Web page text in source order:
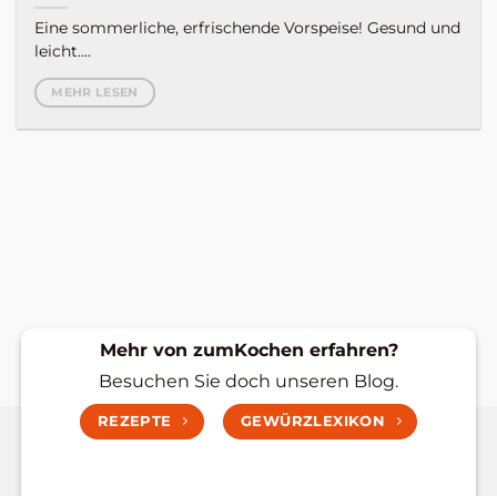
Eine sommerliche, erfrischende Vorspeise! Gesund und
leicht....
MEHR LESEN
Mehr von zumKochen erfahren?
Besuchen Sie doch unseren Blog.
REZEPTE GEWÜRZLEXIKON